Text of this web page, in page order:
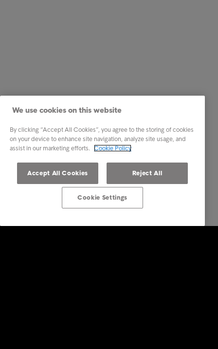
We use cookies on this website
By clicking “Accept All Cookies”, you agree to the storing of cookies
on your device to enhance site navigation, analyze site usage, and
assist in our marketing efforts. Cookie Policy
Accept All Cookies Reject All
Cookie Settings